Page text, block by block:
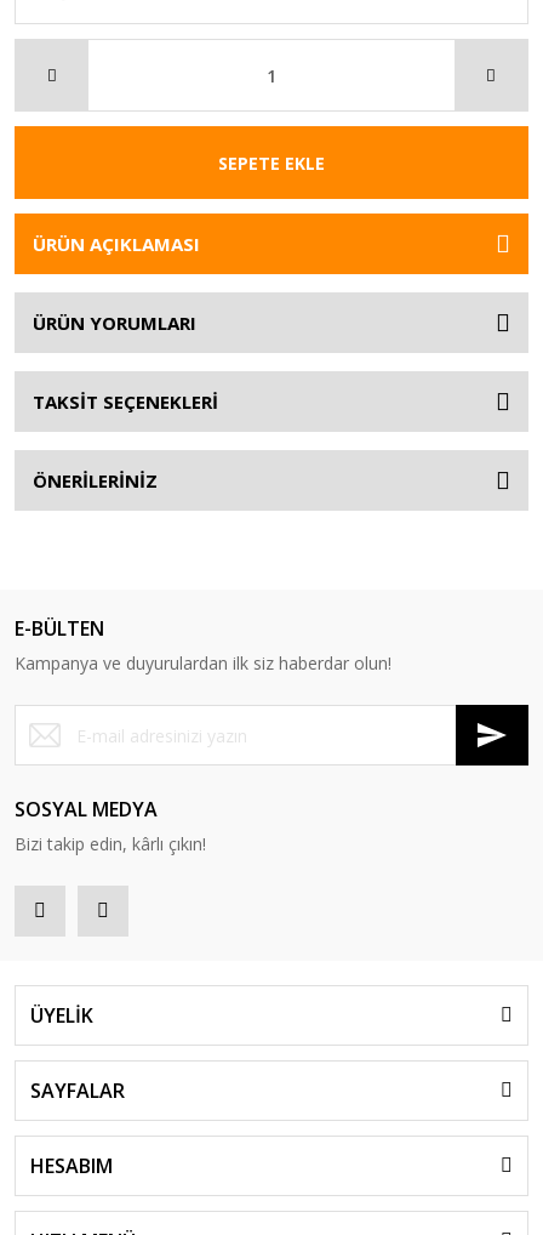
SEPETE EKLE
ÜRÜN AÇIKLAMASI
ÜRÜN YORUMLARI
TAKSİT SEÇENEKLERİ
ÖNERİLERİNİZ
E-BÜLTEN
Kampanya ve duyurulardan ilk siz haberdar olun!
SOSYAL MEDYA
Bizi takip edin, kârlı çıkın!
ÜYELİK
SAYFALAR
HESABIM